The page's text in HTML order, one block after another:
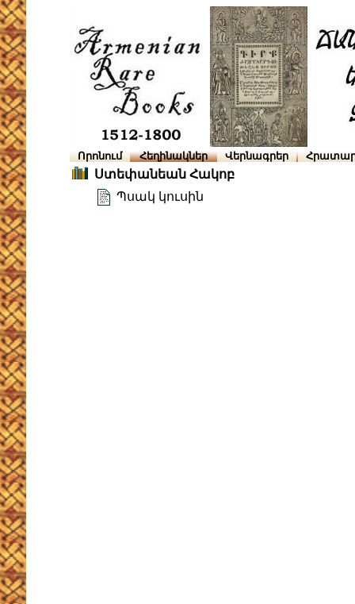
Որոնում Հեղինակներ Վերնագրեր
Ստեփանեան Հակոբ
Պսակ կուսին